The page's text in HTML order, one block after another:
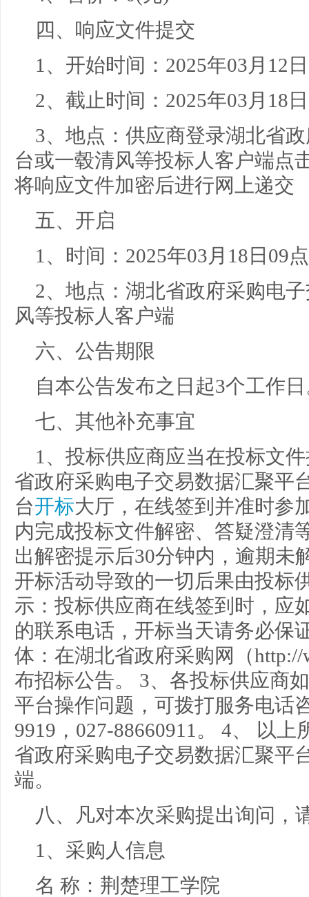
四、响应文件提交
1、开始时间： 2025年03月12
2、截止时间： 2025年03月18
3、地点： 供应商登录湖北省
台或一毂清风等投标人客户端点
将响应文件加密后进行网上递交
五、开启
1、时间： 2025年03月18日09
2、地点： 湖北省政府采购电
风等投标人客户端
六、公告期限
自本公告发布之日起3个工作
七、其他补充事宜
1、投标供应商应当在投标文
省政府采购电子交易数据汇聚平
台开标大厅，在线签到并准时参
内完成投标文件解密、答疑澄清
出解密提示后30分钟内，逾期未
开标活动导致的一切后果由投标
示：投标供应商在线签到时，应
的联系电话，开标当天请务必保
体：在湖北省政府采购网（http://
布招标公告。 3、各投标供应商
平台操作问题，可拨打服务电话
9919，027-88660911。 4、 以
省政府采购电子交易数据汇聚平
端。
八、凡对本次采购提出询问，
1、采购人信息
名 称： 荆楚理工学院